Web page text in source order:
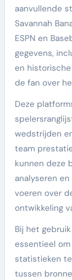
aanvullende
Savannah
ESPN en
gegevens,
en
de fan over
Deze
wedstrijden
team
kunnen deze
analyseren
voeren over
ontwikkeling
Bij het
essentieel
statistieken
tussen